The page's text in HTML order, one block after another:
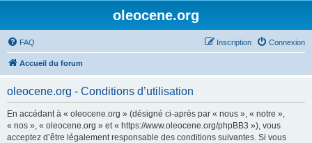
oleocene.org
FAQ Connexion
Inscription
Accueil du forum
oleocene.org - Conditions d’utilisation
En accédant à « oleocene.org » (désigné ci-après par « nous », « notre »,
« nos », « oleocene.org » et « https://www.oleocene.org/phpBB3 »), vous
acceptez d’être légalement responsable des conditions suivantes. Si vous